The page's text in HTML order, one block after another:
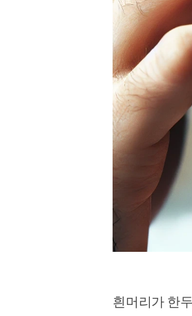
흰머리가 한